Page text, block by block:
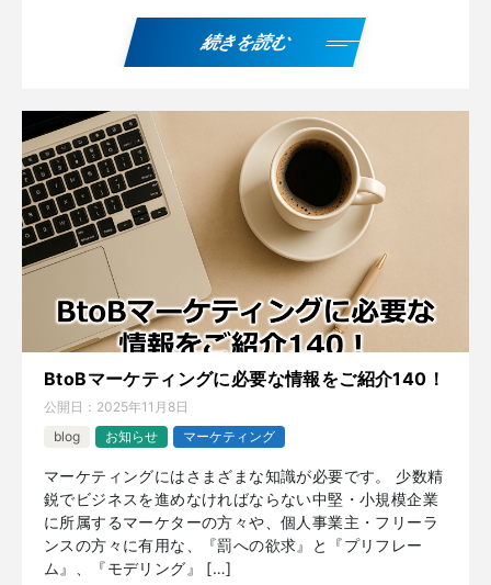
続きを読む
BtoBマーケティングに必要な情報をご紹介140！
公開日： 2025年11月8日
blog
お知らせ マーケティング
マーケティングにはさまざまな知識が必要です。 少数精
鋭でビジネスを進めなければならない中堅・小規模企業
に所属するマーケターの方々や、個人事業主・フリーラ
ンスの方々に有用な、『罰への欲求』と『プリフレー
ム』、『モデリング』 […]